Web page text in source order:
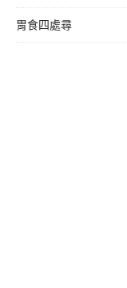
胃食四處尋